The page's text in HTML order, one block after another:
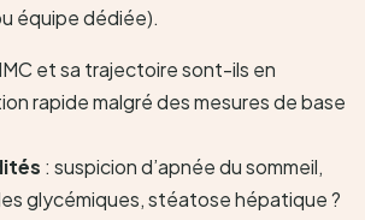
équipe dédiée).
et sa trajectoire sont-ils en
rapide malgré des mesures de base
: suspicion d’apnée du sommeil,
glycémiques, stéatose hépatique ?